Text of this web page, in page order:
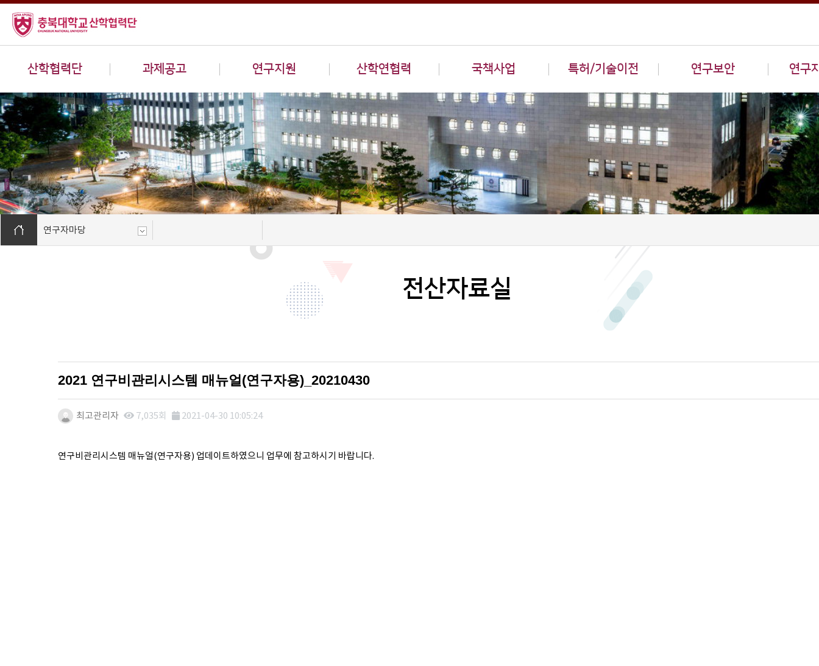
산학협력단 과제공고 연구지원 산학연협력 국책사업 특허/기술이전 연구보안 연구
연구자마당
전산자료실
2021 연구비관리시스템 매뉴얼(연구자용)_20210430
최고관리자 7,035회 2021-04-30 10:05:24
연구비관리시스템 매뉴얼(연구자용) 업데이트하였으니 업무에 참고하시기 바랍니다.